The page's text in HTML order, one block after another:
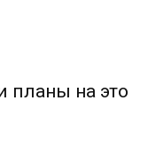
планы на это